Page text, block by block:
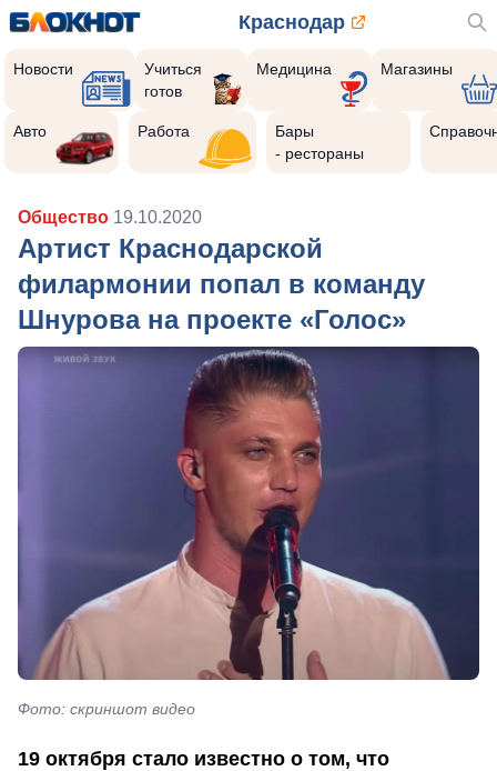
Краснодар
Новости
Учиться
готов
Медицина Магазины
Авто Работа
Бары
- рестораны
Общество 19.10.2020
Артист Краснодарской
филармонии попал в команду
Шнурова на проекте «Голос»
Фото: скриншот видео
19 октября стало известно о том, что